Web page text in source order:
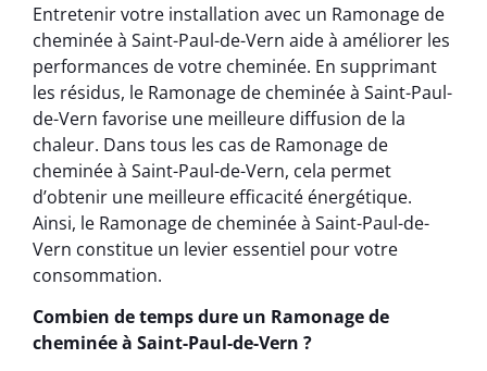
Entretenir votre installation avec un Ramonage de
cheminée à Saint-Paul-de-Vern aide à améliorer les
performances de votre cheminée. En supprimant
les résidus, le Ramonage de cheminée à Saint-Paul-
de-Vern favorise une meilleure diffusion de la
chaleur. Dans tous les cas de Ramonage de
cheminée à Saint-Paul-de-Vern, cela permet
d’obtenir une meilleure efficacité énergétique.
Ainsi, le Ramonage de cheminée à Saint-Paul-de-
Vern constitue un levier essentiel pour votre
consommation.
Combien de temps dure un Ramonage de
cheminée à Saint-Paul-de-Vern ?